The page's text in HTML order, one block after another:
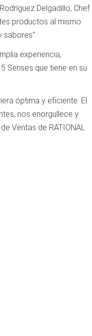
Delgadillo, Chef
productos al mismo
experiencia,
Senses que tiene en su
óptima y eficiente. El
nos enorgullece y
Ventas de RATIONAL